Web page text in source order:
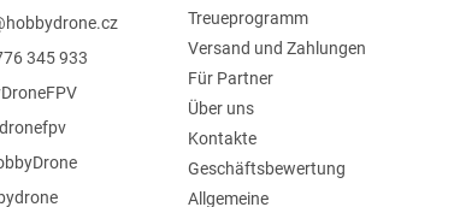
hobbydrone.cz
345 933
Treueprogramm
Versand und Zahlungen
Für Partner
Über uns
Kontakte
Geschäftsbewertung
Allgemeine